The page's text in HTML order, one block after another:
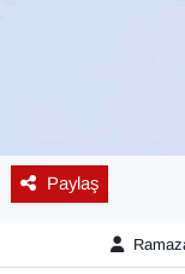
Paylaş
EKONOMİ